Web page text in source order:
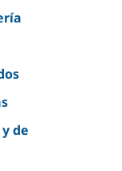
de